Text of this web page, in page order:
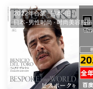
2022年合集·日本-旧·
日本-男性时尚·时尚美容服饰